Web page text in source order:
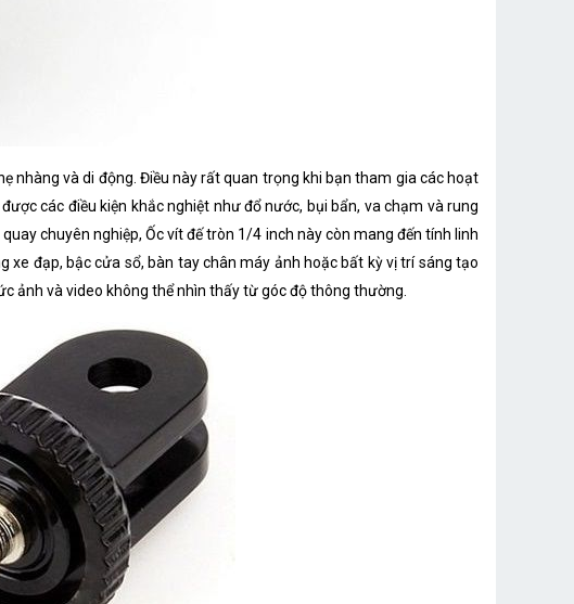
nhàng và di động. Điều này rất quan trọng khi bạn tham gia các hoạt
các điều kiện khắc nghiệt như đổ nước, bụi bẩn, va chạm và rung
chuyên nghiệp, Ốc vít đế tròn 1/4 inch này còn mang đến tính linh
xe đạp, bậc cửa sổ, bàn tay chân máy ảnh hoặc bất kỳ vị trí sáng tạo
ảnh và video không thể nhìn thấy từ góc độ thông thường.